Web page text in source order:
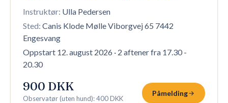
Instruktør: Ulla Pedersen
Sted: Canis Klode Mølle Viborgvej 65 7442
Engesvang
Oppstart 12. august 2026 · 2 aftener fra 17.30 -
20.30
900 DKK
Observatør (uten hund):400 DKK
Påmelding